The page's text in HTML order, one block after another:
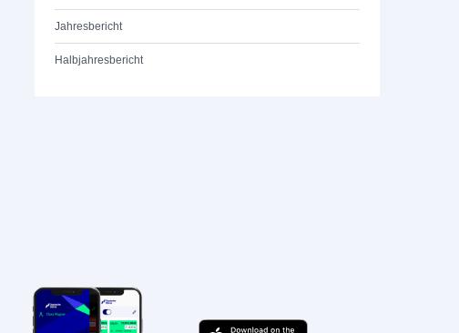
Jahresbericht
Halbjahresbericht